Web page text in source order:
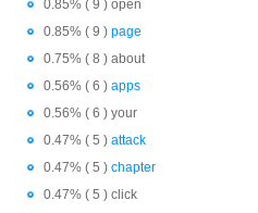
0.85% ( 9 ) open
0.85% ( 9 ) page
0.75% ( 8 ) about
0.56% ( 6 ) apps
0.56% ( 6 ) your
0.47% ( 5 ) attack
0.47% ( 5 ) chapter
0.47% ( 5 ) click